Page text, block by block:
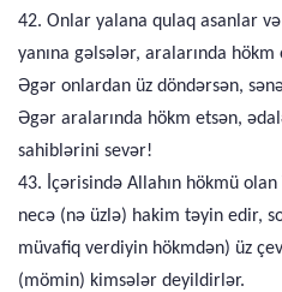
42. Onlar yalana qulaq asanlar
yanına gəlsələr, aralarında
Əgər onlardan üz döndərsən,
Əgər aralarında hökm etsən,
sahiblərini sevər!
43. İçərisində Allahın hökmü
necə (nə üzlə) hakim təyin edir,
müvafiq verdiyin hökmdən) üz
(mömin) kimsələr deyildirlər.